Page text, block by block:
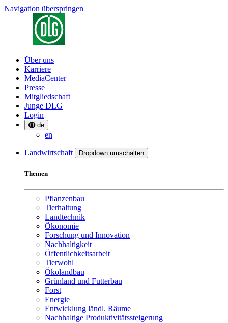
Navigation überspringen
Über uns
Karriere
MediaCenter
Presse
Mitgliedschaft
Junge DLG
Login
de
en
Landwirtschaft Dropdown umschalten
Themen
Pflanzenbau
Tierhaltung
Landtechnik
Ökonomie
Forschung und Innovation
Nachhaltigkeit
Öffentlichkeitsarbeit
Tierwohl
Ökolandbau
Grünland und Futterbau
Forst
Energie
Entwicklung ländl. Räume
Nachhaltige Produktivitätssteigerung